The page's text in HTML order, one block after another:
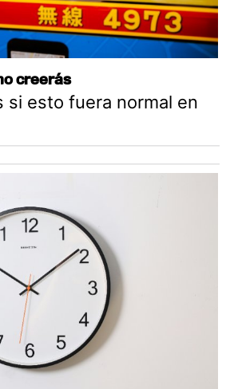
creerás
si esto fuera normal en